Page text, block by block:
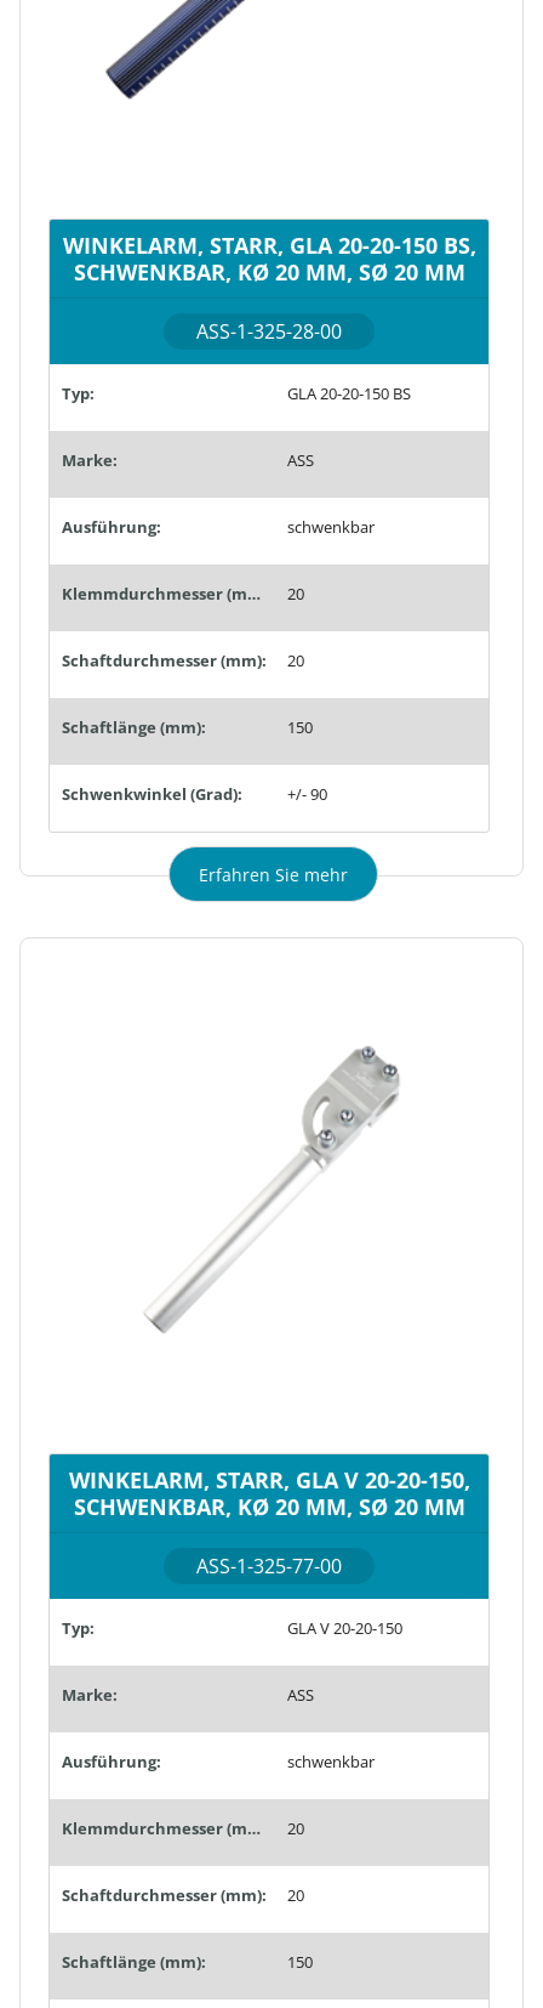
WINKELARM, STARR, GLA 20-20-150 BS,
SCHWENKBAR, KØ 20 MM, SØ 20 MM
ASS-1-325-28-00
Typ: GLA 20-20-150 BS
Marke: ASS
Ausführung: schwenkbar
Klemmdurchmesser (mm): 20
Schaftdurchmesser (mm): 20
Schaftlänge (mm): 150
Schwenkwinkel (Grad): +/- 90
Erfahren Sie mehr
WINKELARM, STARR, GLA V 20-20-150,
SCHWENKBAR, KØ 20 MM, SØ 20 MM
ASS-1-325-77-00
Typ: GLA V 20-20-150
Marke: ASS
Ausführung: schwenkbar
Klemmdurchmesser (mm): 20
Schaftdurchmesser (mm): 20
Schaftlänge (mm): 150